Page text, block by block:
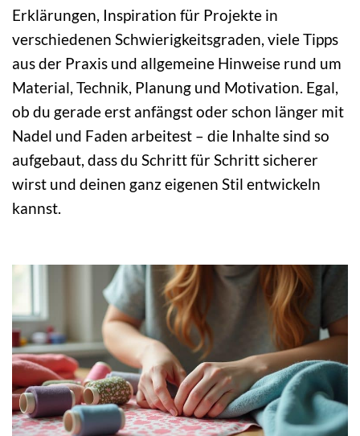
Erklärungen, Inspiration für Projekte in
verschiedenen Schwierigkeitsgraden, viele Tipps
aus der Praxis und allgemeine Hinweise rund um
Material, Technik, Planung und Motivation. Egal,
ob du gerade erst anfängst oder schon länger mit
Nadel und Faden arbeitest – die Inhalte sind so
aufgebaut, dass du Schritt für Schritt sicherer
wirst und deinen ganz eigenen Stil entwickeln
kannst.